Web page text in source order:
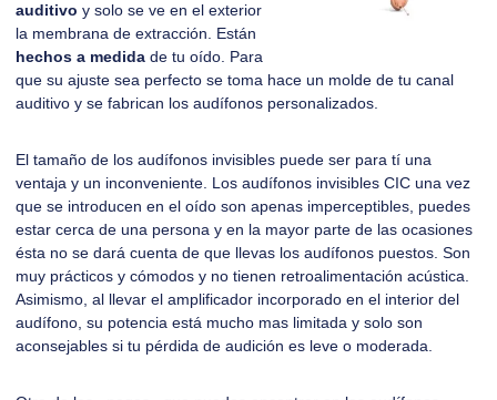
auditivo y solo se ve en el exterior
la membrana de extracción. Están
hechos a medida de tu oído. Para
que su ajuste sea perfecto se toma hace un molde de tu canal
auditivo y se fabrican los audífonos personalizados.
El tamaño de los audífonos invisibles puede ser para tí una
ventaja y un inconveniente. Los audífonos invisibles CIC una vez
que se introducen en el oído son apenas imperceptibles, puedes
estar cerca de una persona y en la mayor parte de las ocasiones
ésta no se dará cuenta de que llevas los audífonos puestos. Son
muy prácticos y cómodos y no tienen retroalimentación acústica.
Asimismo, al llevar el amplificador incorporado en el interior del
audífono, su potencia está mucho mas limitada y solo son
aconsejables si tu pérdida de audición es leve o moderada.